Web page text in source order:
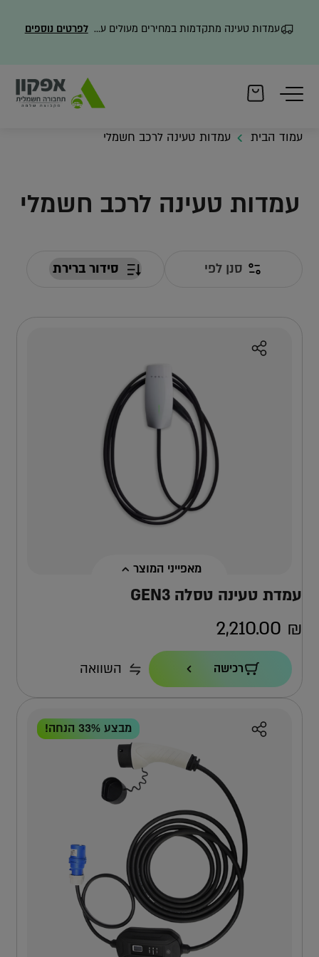
עמדות טעינה מתקדמות במחירים מעולים עם משלוח מהיר לפרטים נוספים
עמוד הבית עמדות טעינה לרכב חשמלי
עמדות טעינה לרכב חשמלי
סנן לפי
מאפייני המוצר
עמדת טעינה טסלה GEN3
2,210.00 ₪
הספק טעינה
22KW
למה אפקון?
למה העמדה הזו?
רכישה השוואה
מבצע 33% הנחה!